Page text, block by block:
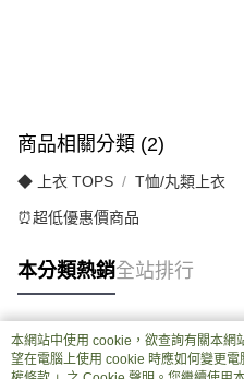
商品相關分類 (2)
◆ 上衣 TOPS T恤/丸類上衣
⏰超低優惠價商品
本分類熱銷全站排行
熱門標籤
本網站中使用 cookie，欲查詢有關本網
望在電腦上使用 cookie 時應如何變更